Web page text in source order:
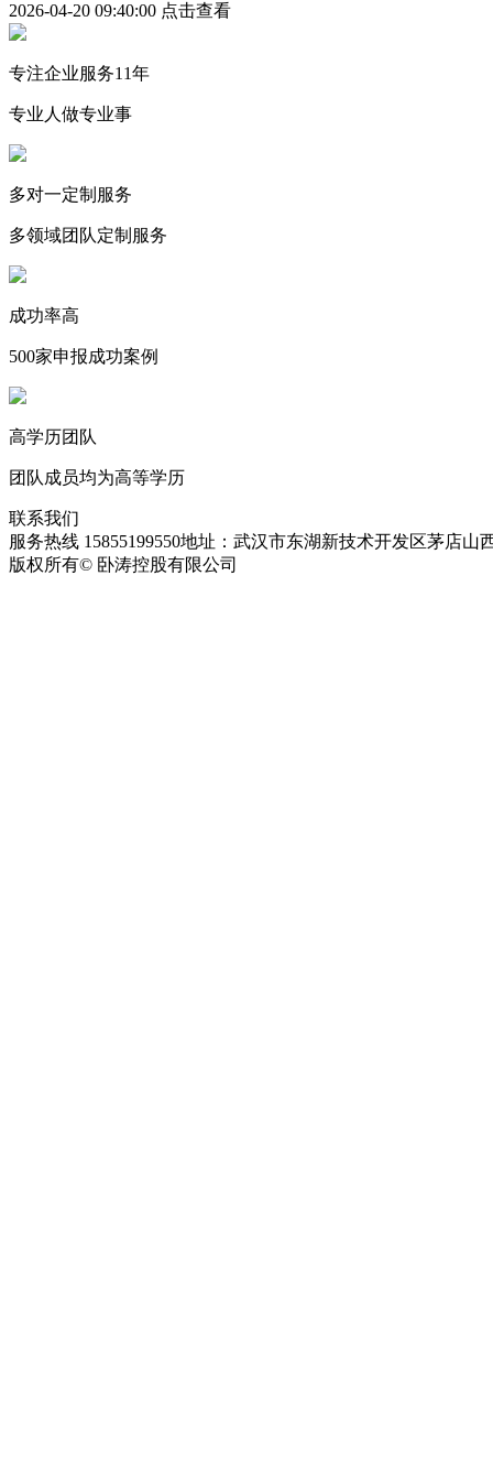
2026-04-20 09:40:00 点击查看
专注企业服务11年
专业人做专业事
多对一定制服务
多领域团队定制服务
成功率高
500家申报成功案例
高学历团队
团队成员均为高等学历
联系我们
服务热线 15855199550地址：武汉市东湖新技术开发区茅店山
版权所有© 卧涛控股有限公司